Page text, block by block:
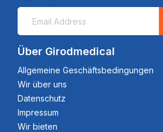
Über Girodmedical
Allgemeine Geschäftsbedingungen
Wir über uns
Datenschutz
Impressum
Wir bieten